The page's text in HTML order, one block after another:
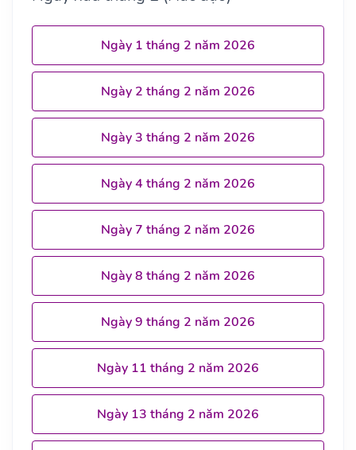
Ngày 1 tháng 2 năm 2026
Ngày 2 tháng 2 năm 2026
Ngày 3 tháng 2 năm 2026
Ngày 4 tháng 2 năm 2026
Ngày 7 tháng 2 năm 2026
Ngày 8 tháng 2 năm 2026
Ngày 9 tháng 2 năm 2026
Ngày 11 tháng 2 năm 2026
Ngày 13 tháng 2 năm 2026